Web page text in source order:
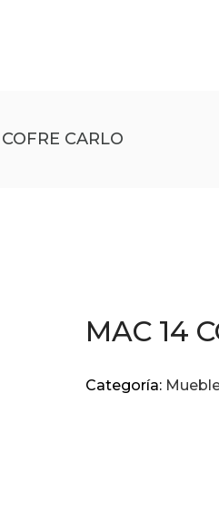
CARLO
MAC 14
Categoría: